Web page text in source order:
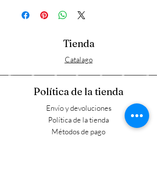
Tienda
Catalago
Política de la tienda
Envío y devoluciones
Política de la tienda
Métodos de pago